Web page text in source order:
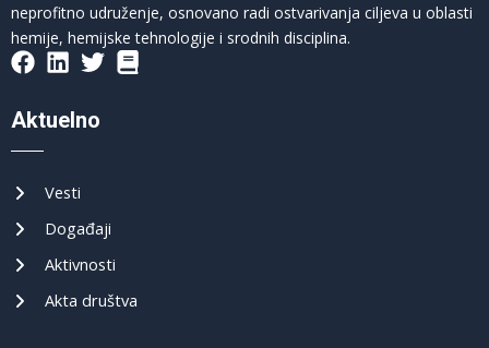
neprofitno udruženje, osnovano radi ostvarivanja ciljeva u oblasti
hemije, hemijske tehnologije i srodnih disciplina.
Aktuelno
Vesti
Događaji
Aktivnosti
Akta društva